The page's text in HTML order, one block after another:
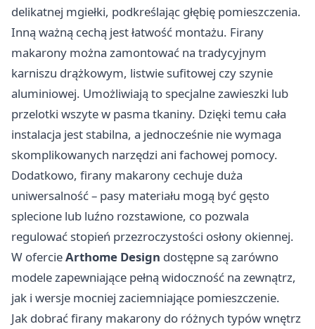
delikatnej mgiełki, podkreślając głębię pomieszczenia.
Inną ważną cechą jest łatwość montażu. Firany
makarony można zamontować na tradycyjnym
karniszu drążkowym, listwie sufitowej czy szynie
aluminiowej. Umożliwiają to specjalne zawieszki lub
przelotki wszyte w pasma tkaniny. Dzięki temu cała
instalacja jest stabilna, a jednocześnie nie wymaga
skomplikowanych narzędzi ani fachowej pomocy.
Dodatkowo, firany makarony cechuje duża
uniwersalność – pasy materiału mogą być gęsto
splecione lub luźno rozstawione, co pozwala
regulować stopień przezroczystości osłony okiennej.
W ofercieArthome Design dostępne są zarówno
modele zapewniające pełną widoczność na zewnątrz,
jak i wersje mocniej zaciemniające pomieszczenie.
Jak dobrać firany makarony do różnych typów wnętrz